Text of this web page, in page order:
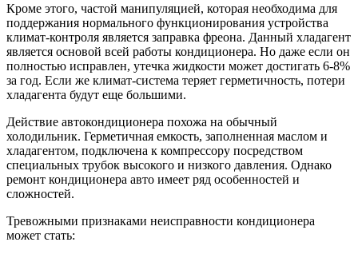
Кроме этого, частой манипуляцией, которая необходима для
поддержания нормального функционирования устройства
климат-контроля является заправка фреона. Данный хладагент
является основой всей работы кондиционера. Но даже если он
полностью исправлен, утечка жидкости может достигать 6-8%
за год. Если же климат-система теряет герметичность, потери
хладагента будут еще большими.
Действие автокондиционера похожа на обычный
холодильник. Герметичная емкость, заполненная маслом и
хладагентом, подключена к компрессору посредством
специальных трубок высокого и низкого давления. Однако
ремонт кондиционера авто имеет ряд особенностей и
сложностей.
Тревожными признаками неисправности кондиционера
может стать: